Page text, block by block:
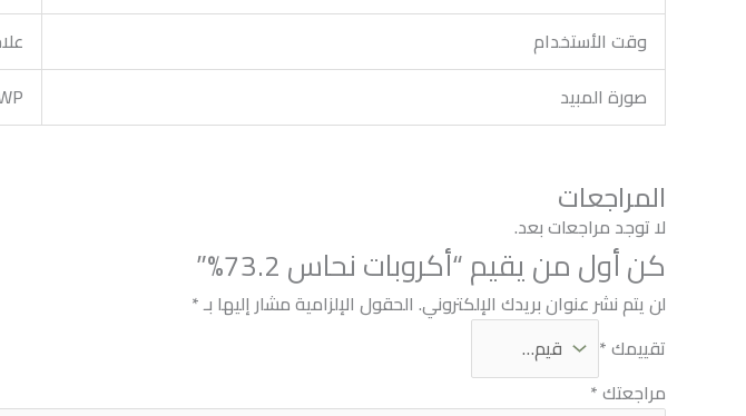
وقت الأستخدام
صورة المبيد
المراجعات
لا توجد مراجعات بعد.
كن أول من يقيم “أكروبات نحاس 73.2%”
لن يتم نشر عنوان بريدك الإلكتروني. الحقول الإلزامية مشار إليها بـ*
تقييمك*
مراجعتك*